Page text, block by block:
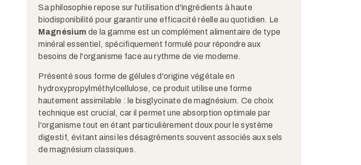
Sa philosophie repose sur l'utilisation d'ingrédients à haute
biodisponibilité pour garantir une efficacité réelle au quotidien. Le
Magnésium de la gamme est un complément alimentaire de type
minéral essentiel, spécifiquement formulé pour répondre aux
besoins de l'organisme face au rythme de vie moderne.
Présenté sous forme de gélules d'origine végétale en
hydroxypropylméthylcellulose, ce produit utilise une forme
hautement assimilable : le bisglycinate de magnésium. Ce choix
technique est crucial, car il permet une absorption optimale par
l'organisme tout en étant particulièrement doux pour le système
digestif, évitant ainsi les désagréments souvent associés aux sels
de magnésium classiques.